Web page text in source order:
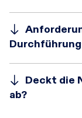
Deckt die
ab?